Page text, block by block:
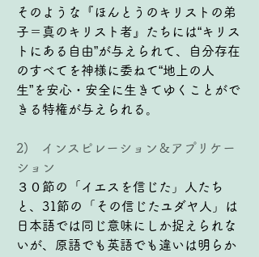
そのような『ほんとうのキリストの弟
子＝真のキリスト者』たちには“キリス
トにある自由”が与えられて、自分存在
のすべてを神様に委ねて“地上の人
生”を安心・安全に生きてゆくことがで
きる特権が与えられる。
2)   インスピレーション＆アプリケー
ション
３０節の「イエスを信じた」人たち
と、31節の「その信じたユダヤ人」は
日本語では同じ意味にしか捉えられな
いが、原語でも英語でも違いは明らか